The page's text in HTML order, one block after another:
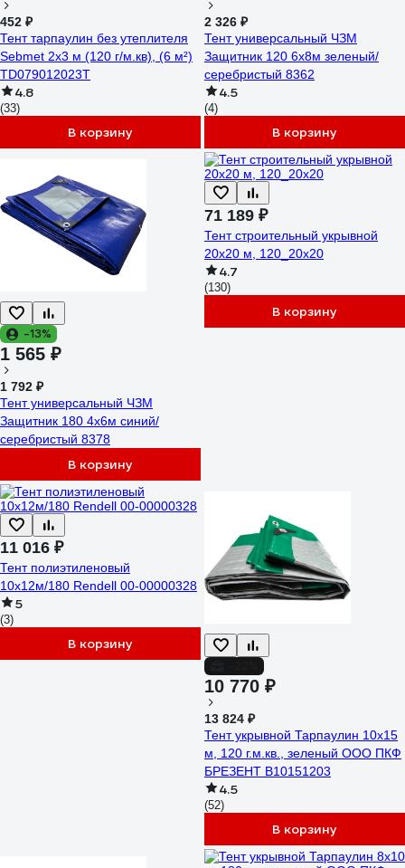
452 ₽
Тент тарпаулин без утеплителя
Sebmet 2x3 м (120 г/м.кв), (6 м²)
TD079012023Т
4.8
(33)
В корзину
2 326 ₽
Тент универсальный ЧЗМ
Защитник 120 6х8м зеленый/
серебристый 8362
4.5
(4)
В корзину
-13%
1 565 ₽
1 792 ₽
Тент универсальный ЧЗМ
Защитник 180 4х6м синий/
серебристый 8378
В корзину
71 189 ₽
Тент строительный укрывной
20х20 м, 120_20х20
4.7
(130)
В корзину
11 016 ₽
Тент полиэтиленовый
10х12м/180 Rendell 00-00000328
5
(3)
В корзину
10 770 ₽
13 824 ₽
Тент укрывной Тарпаулин 10х15
м, 120 г.м.кв., зеленый ООО ПКФ
БРЕЗЕНТ В10151203
4.5
(52)
В корзину